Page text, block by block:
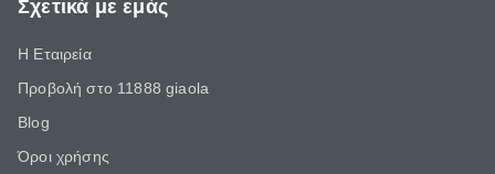
Σχετικά με εμάς
Η Εταιρεία
Προβολή στο 11888 giaola
Blog
Όροι χρήσης